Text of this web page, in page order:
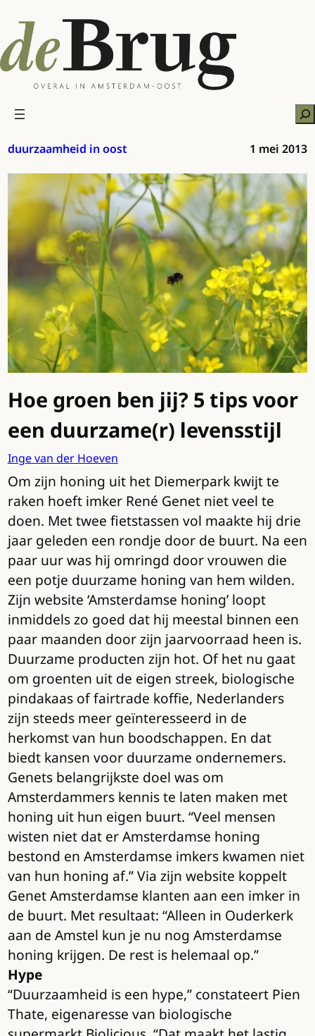
naar
de
inhoud
duurzaamheid in oost 1 mei 2013
Hoe groen ben jij? 5 tips voor
een duurzame(r) levensstijl
Inge van der Hoeven
Om zijn honing uit het Diemerpark kwijt te
raken hoeft imker René Genet niet veel te
doen. Met twee fietstassen vol maakte hij drie
jaar geleden een rondje door de buurt. Na een
paar uur was hij omringd door vrouwen die
een potje duurzame honing van hem wilden.
Zijn website ‘Amsterdamse honing’ loopt
inmiddels zo goed dat hij meestal binnen een
paar maanden door zijn jaarvoorraad heen is.
Duurzame producten zijn hot. Of het nu gaat
om groenten uit de eigen streek, biologische
pindakaas of fairtrade koffie, Nederlanders
zijn steeds meer geïnteresseerd in de
herkomst van hun boodschappen. En dat
biedt kansen voor duurzame ondernemers.
Genets belangrijkste doel was om
Amsterdammers kennis te laten maken met
honing uit hun eigen buurt. “Veel mensen
wisten niet dat er Amsterdamse honing
bestond en Amsterdamse imkers kwamen niet
van hun honing af.” Via zijn website koppelt
Genet Amsterdamse klanten aan een imker in
de buurt. Met resultaat: “Alleen in Ouderkerk
aan de Amstel kun je nu nog Amsterdamse
honing krijgen. De rest is helemaal op.”
Hype
“Duurzaamheid is een hype,” constateert Pien
Thate, eigenaresse van biologische